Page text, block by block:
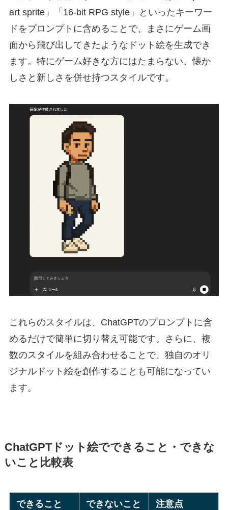
art sprite」「16-bit RPG style」といったキーワー
ドをプロンプトに含めることで、まさにゲーム画
面から飛び出してきたようなドット絵を生成でき
ます。特にゲーム好きな方にはたまらない、懐か
しさと新しさを併せ持つスタイルです。
これらのスタイルは、ChatGPTのプロンプトに含
めるだけで簡単に切り替え可能です。さらに、複
数のスタイルを組み合わせることで、独自のオリ
ジナルドット絵を創作することも可能になってい
ます。
ChatGPTドット絵でできること・できな
いこと比較表
できること できないこと 注意点